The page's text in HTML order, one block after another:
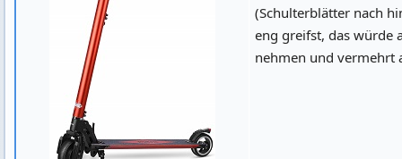
(Schulterblätter nach
eng greifst, das würde
nehmen und vermehrt